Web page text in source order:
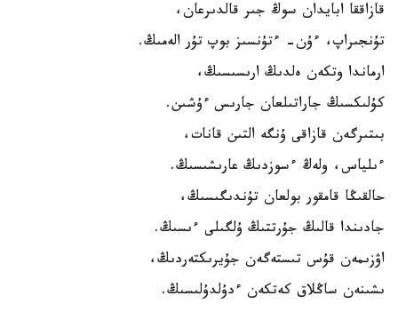
قازاققا ابايدان سوڭ جىر قالدىرعان،
تۇنجىراپ، ءۇن- ءتۇنسىز بوپ تۇر الەمىڭ.
ارماندا وتكەن ەلدىڭ ارىسىسىڭ،
كۇلىكسىڭ جاراتىلعان جارىس ءۇشىن.
بىتىرگەن قازاقى ۇنگە التىن قانات،
ءىلياس، ولەڭ ءسوزدىڭ عارىشىسىڭ.
حالقىڭا قامقور بولعان تۇندىگىسىڭ،
جادىندا قالىڭ جۇرتتىڭ ۇلگىلى ءىسىڭ.
اۋزىمەن قۇس تىستەگەن جۇيرىكتەردىڭ،
ىشىنەن ساڭلاق كەتكەن ءدۇلدۇلىسىڭ.